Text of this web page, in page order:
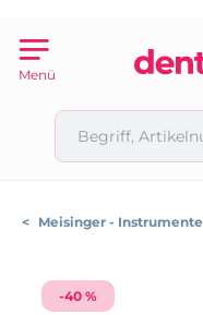
Menü
< Meisinger - Instrumente
-40 %